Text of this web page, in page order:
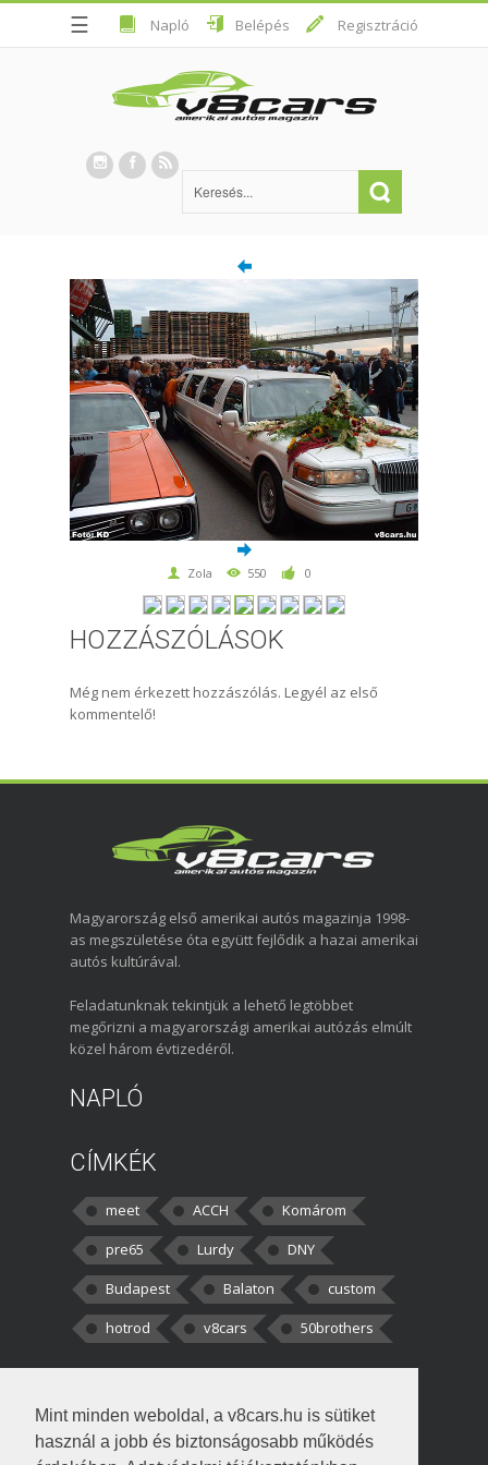
Mint minden weboldal, a v8cars.hu is sütiket
használ a jobb és biztonságosabb működés
☰ Napló Belépés Regisztráció
Zola 550 0
HOZZÁSZÓLÁSOK
Még nem érkezett hozzászólás. Legyél az első
kommentelő!
Magyarország első amerikai autós magazinja 1998-
as megszületése óta együtt fejlődik a hazai amerikai
autós kultúrával.
Feladatunknak tekintjük a lehető legtöbbet
megőrizni a magyarországi amerikai autózás elmúlt
közel három évtizedéről.
NAPLÓ
CÍMKÉK
meet ACCH
Komárom
pre65
Lurdy
DNY
Budapest
Balaton
custom
hotrod
v8cars 50brothers
kortisz:Elszúrtam! Én csak két
darabbaal számoltam. Nem tudtam, hogy fél autót,